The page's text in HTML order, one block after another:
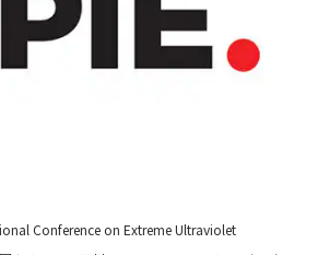
Conference on Extreme Ultraviolet